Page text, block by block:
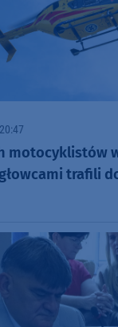
motocyklistów
trafili